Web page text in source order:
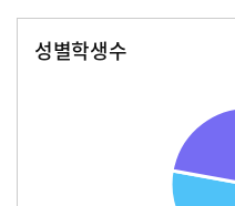
성별학생수